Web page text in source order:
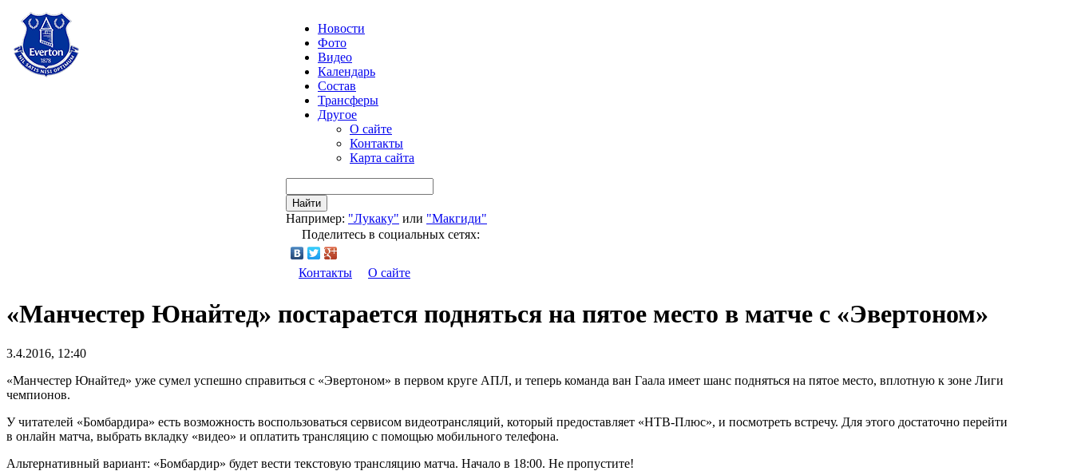
Новости
Фото
Видео
Календарь
Состав
Трансферы
Другое
О сайте
Контакты
Карта сайта
Найти
Например: "Лукаку" или "Макгиди"
Поделитесь в социальных сетях:
Контакты О сайте
«Манчестер Юнайтед» постарается подняться на пятое место в матче с «Эвертоном»
3.4.2016, 12:40
«Манчестер Юнайтед» уже сумел успешно справиться с «Эвертоном» в первом круге АПЛ, и теперь команда ван Гаала имеет шанс подняться на пятое место, вплотную к зоне Лиги
чемпионов.
У читателей «Бомбардира» есть возможность воспользоваться сервисом видеотрансляций, который предоставляет «НТВ-Плюс», и посмотреть встречу. Для этого достаточно перейти
в онлайн матча, выбрать вкладку «видео» и оплатить трансляцию с помощью мобильного телефона.
Альтернативный вариант: «Бомбардир» будет вести текстовую трансляцию матча. Начало в 18:00. Не пропустите!